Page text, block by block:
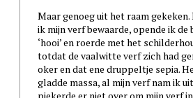
Maar genoeg uit het raam
ik mijn verf bewaarde, opende ik
‘hooi’ en roerde met het
totdat de vaalwitte verf zich had
oker en dat ene druppeltje sepia.
gladde massa, al mijn verf nam ik